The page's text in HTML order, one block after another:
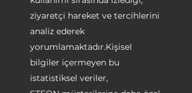
ziyaretçi hareket ve tercihlerini
analiz ederek
yorumlamaktadır.Kişisel
bilgiler içermeyen bu
istatistiksel veriler,